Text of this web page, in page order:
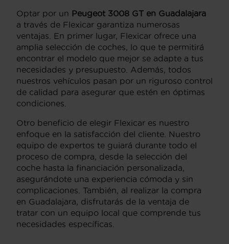
Optar por un Peugeot 3008 GT en Guadalajara
a través de Flexicar garantiza numerosas
ventajas. En primer lugar, Flexicar ofrece una
amplia selección de coches, lo que te permitirá
encontrar el modelo que mejor se adapte a tus
necesidades y presupuesto. Además, todos
nuestros vehículos pasan por un riguroso control
de calidad para asegurar que estén en óptimas
condiciones.
Otro beneficio de elegir Flexicar es nuestro
enfoque en la satisfacción del cliente. Nuestro
equipo de expertos te guiará durante todo el
proceso de compra, desde la selección del
coche hasta la financiación personalizada,
asegurándote una experiencia cómoda y sin
complicaciones. También, al realizar la compra
en Guadalajara, disfrutarás de la ventaja de
tratar con un equipo local que comprende tus
necesidades específicas.